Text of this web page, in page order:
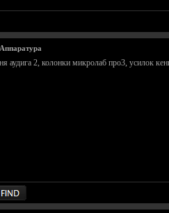
аудига 2, колонки микролаб про3, усилок